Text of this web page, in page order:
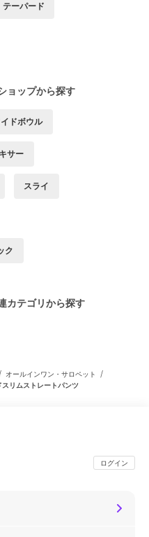
テーパード
ョップから探す
ドボウル
サー
スライ
ク
カテゴリから探す
オールインワン・サロペット /
リムストレートパンツ
ログイン